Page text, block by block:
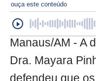
ouça este conteúdo
Manaus/AM - A
Dra. Mayara
defendeu que